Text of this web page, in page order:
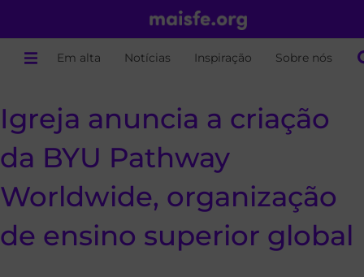
Em alta Notícias Inspiração Sobre nós
Igreja anuncia a criação
da BYU Pathway
Worldwide, organização
de ensino superior global